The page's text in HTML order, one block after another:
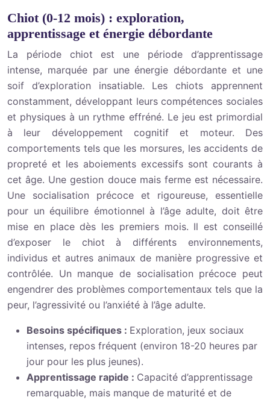
Chiot (0-12 mois) : exploration,
apprentissage et énergie débordante
La période chiot est une période d’apprentissage
intense, marquée par une énergie débordante et une
soif d’exploration insatiable. Les chiots apprennent
constamment, développant leurs compétences sociales
et physiques à un rythme effréné. Le jeu est primordial
à leur développement cognitif et moteur. Des
comportements tels que les morsures, les accidents de
propreté et les aboiements excessifs sont courants à
cet âge. Une gestion douce mais ferme est nécessaire.
Une socialisation précoce et rigoureuse, essentielle
pour un équilibre émotionnel à l’âge adulte, doit être
mise en place dès les premiers mois. Il est conseillé
d’exposer le chiot à différents environnements,
individus et autres animaux de manière progressive et
contrôlée. Un manque de socialisation précoce peut
engendrer des problèmes comportementaux tels que la
peur, l’agressivité ou l’anxiété à l’âge adulte.
Besoins spécifiques : Exploration, jeux sociaux
intenses, repos fréquent (environ 18-20 heures par
jour pour les plus jeunes).
Apprentissage rapide : Capacité d’apprentissage
remarquable, mais manque de maturité et de